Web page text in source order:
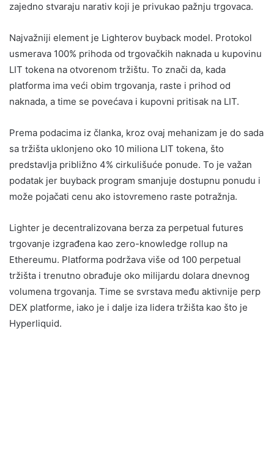
zajedno stvaraju narativ koji je privukao pažnju trgovaca.
Najvažniji element je Lighterov buyback model. Protokol
usmerava 100% prihoda od trgovačkih naknada u kupovinu
LIT tokena na otvorenom tržištu. To znači da, kada
platforma ima veći obim trgovanja, raste i prihod od
naknada, a time se povećava i kupovni pritisak na LIT.
Prema podacima iz članka, kroz ovaj mehanizam je do sada
sa tržišta uklonjeno oko 10 miliona LIT tokena, što
predstavlja približno 4% cirkulišuće ponude. To je važan
podatak jer buyback program smanjuje dostupnu ponudu i
može pojačati cenu ako istovremeno raste potražnja.
Lighter je decentralizovana berza za perpetual futures
trgovanje izgrađena kao zero-knowledge rollup na
Ethereumu. Platforma podržava više od 100 perpetual
tržišta i trenutno obrađuje oko milijardu dolara dnevnog
volumena trgovanja. Time se svrstava među aktivnije perp
DEX platforme, iako je i dalje iza lidera tržišta kao što je
Hyperliquid.